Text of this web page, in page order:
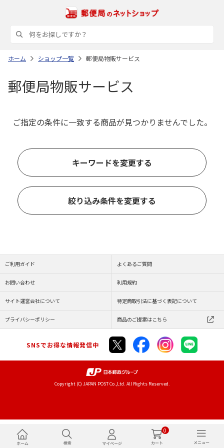
0
ホーム ショップ一覧 郵便局物販サービス
郵便局物販サービス
ご指定の条件に一致する商品が見つかりませんでした。
キーワードを変更する
絞り込み条件を変更する
ご利用ガイド よくあるご質問
お問い合わせ 利用規約
サイト運営会社について 特定商取引法に基づく表記について
プライバシーポリシー 商品のご提案はこちら
SNSでお得な情報発信中
Copyright (C) JAPAN POST Co.,Ltd. All Rights Reserved.